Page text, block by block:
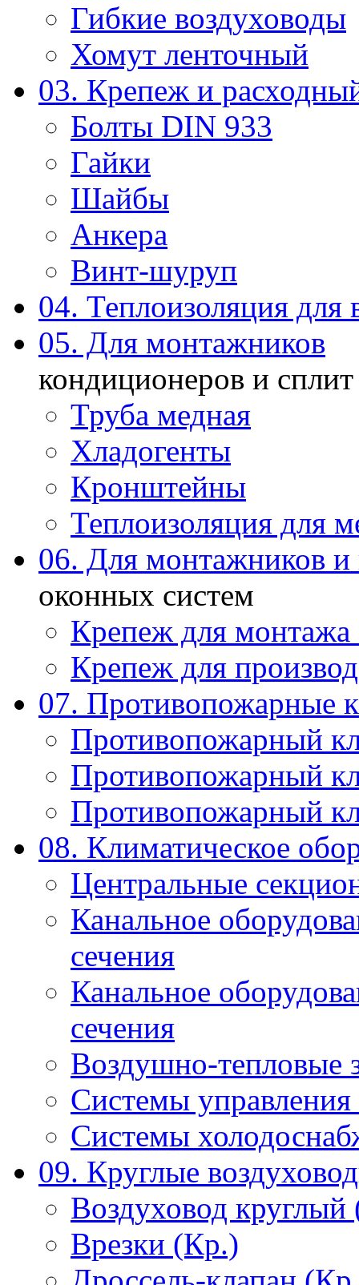
Гибкие воздуховоды
Хомут ленточный
03. Крепеж и
Болты DIN 933
Гайки
Шайбы
Анкера
Винт-шуруп
04. Теплоизоляция для
05. Для монтажников
кондиционеров и
Труба медная
Хладогенты
Кронштейны
Теплоизоляция для
06. Для монтажников и
оконных систем
Крепеж для монтажа
Крепеж для
07. Противопожарные
Противопожарный
Противопожарный
Противопожарный
08. Климатическое
Центральные
Канальное
сечения
Канальное
сечения
Воздушно-тепловые
Системы
Системы
09. Круглые
Воздуховод
Врезки (Кр.)